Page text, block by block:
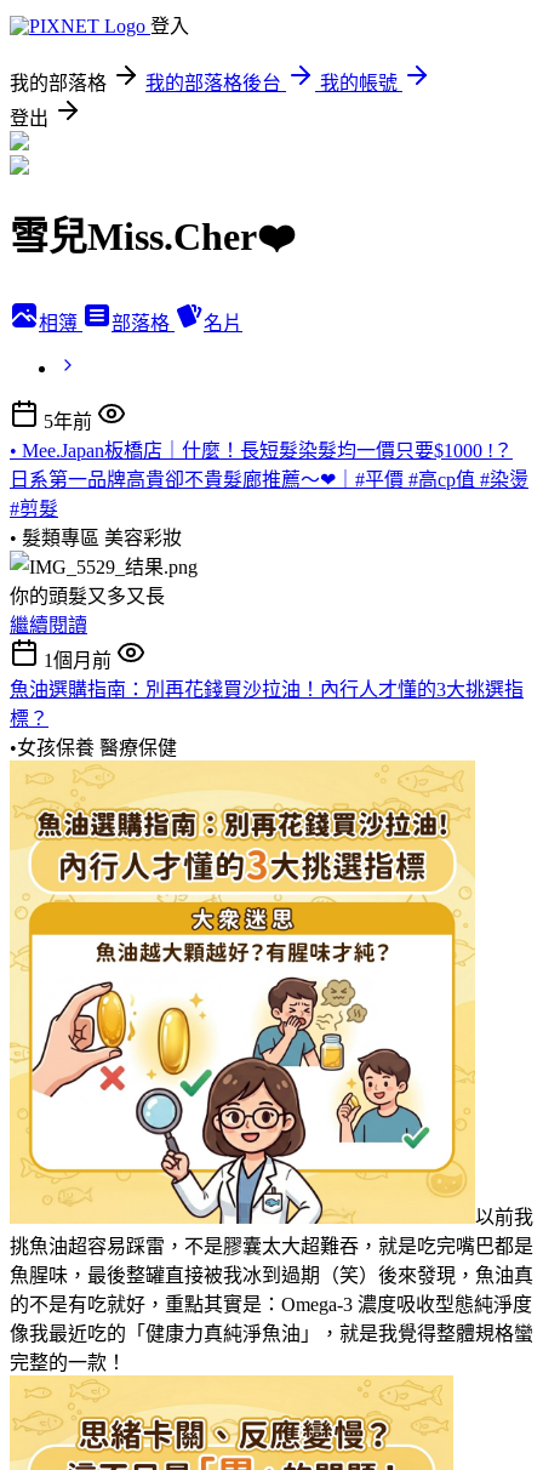
登入
我的部落格 我的部落格後台
我的帳號
登出
雪兒Miss.Cher❤️
相簿 部落格 名片
5年前
• Mee.Japan板橋店｜什麼！長短髮染髮均一價只要$1000 !？
日系第一品牌高貴卻不貴髮廊推薦～❤｜#平價 #高cp值 #染燙
#剪髮
• 髮類專區 美容彩妝
你的頭髮又多又長
繼續閱讀
1個月前
魚油選購指南：別再花錢買沙拉油！內行人才懂的3大挑選指
標？
•女孩保養 醫療保健
以前我
挑魚油超容易踩雷，不是膠囊太大超難吞，就是吃完嘴巴都是
魚腥味，最後整罐直接被我冰到過期（笑）後來發現，魚油真
的不是有吃就好，重點其實是：Omega-3 濃度吸收型態純淨度
像我最近吃的「健康力真純淨魚油」，就是我覺得整體規格蠻
完整的一款！